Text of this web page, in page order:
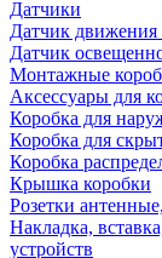
Датчики
Датчик движения
Датчик
Монтажные
Аксессуары для
Коробка для
Коробка для
Коробка
Крышка коробки
Розетки
Накладка,
устройств